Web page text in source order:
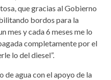
que gracias al Gobierno
bordos para la
mes y cada 6 meses me lo
completamente por el
lo del diesel”.
de agua con el apoyo de la